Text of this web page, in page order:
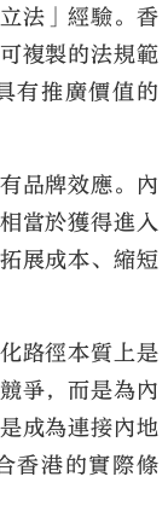
法」經驗。香
複製的法規範
有推廣價值的
品牌效應。內
當於獲得進入
展成本、縮短
路徑本質上是
爭，而是為內
成為連接內地
香港的實際條